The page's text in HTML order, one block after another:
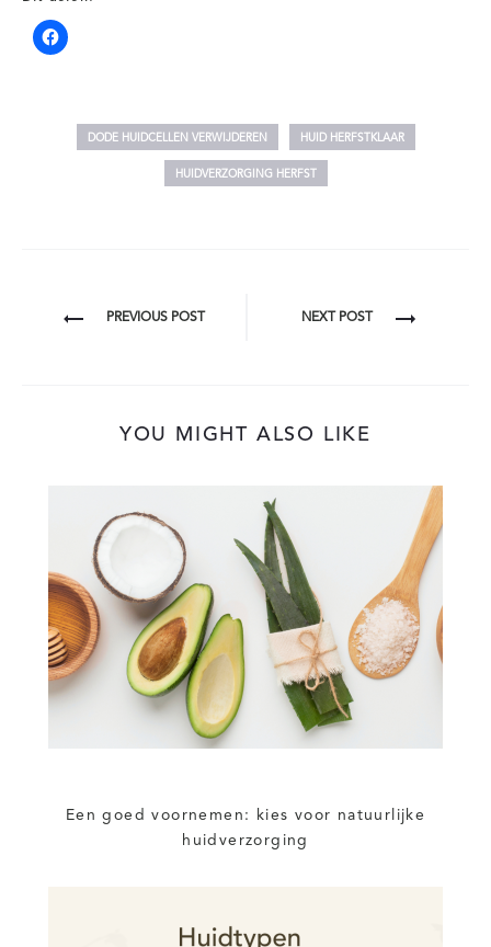
DODE HUIDCELLEN VERWIJDEREN HUID HERFSTKLAAR
HUIDVERZORGING HERFST
BERICHT
PREVIOUS POST NEXT POST
YOU MIGHT ALSO LIKE
Een goed voornemen: kies voor natuurlijke
huidverzorging